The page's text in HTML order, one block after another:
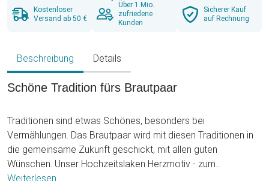
Kostenloser
Versand ab 50 €
Über 1 Mio.
zufriedene
Kunden
Sicherer Kauf
auf Rechnung
Beschreibung Details
Schöne Tradition fürs Brautpaar
Traditionen sind etwas Schönes, besonders bei
Vermählungen. Das Brautpaar wird mit diesen Traditionen in
die gemeinsame Zukunft geschickt, mit allen guten
Wünschen. Unser Hochzeitslaken Herzmotiv - zum
Ausschneiden ist eines der ersten Rituale, die das Paar nach
Weiterlesen ...